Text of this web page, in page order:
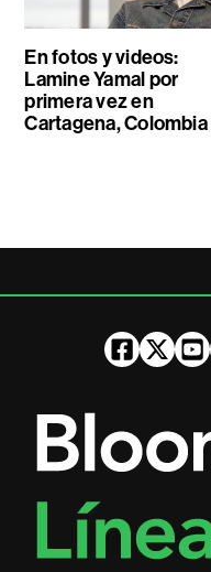
En fotos y videos:
Lamine Yamal por
primera vez en
Cartagena, Colombia